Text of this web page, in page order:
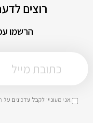
רוצים
הרשמו
אני מעוניין לקבל עדכונים